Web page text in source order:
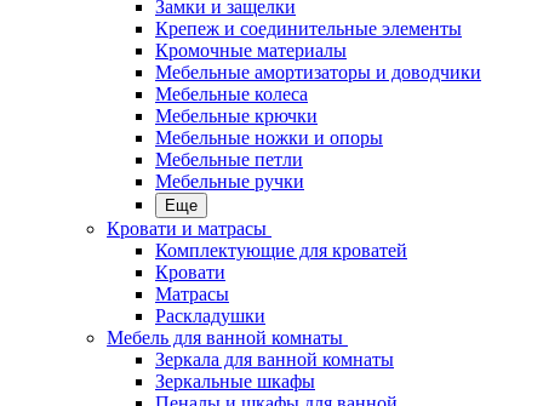
Замки и защелки
Крепеж и соединительные элементы
Кромочные материалы
Мебельные амортизаторы и доводчики
Мебельные колеса
Мебельные крючки
Мебельные ножки и опоры
Мебельные петли
Мебельные ручки
Еще
Кровати и матрасы
Комплектующие для кроватей
Кровати
Матрасы
Раскладушки
Мебель для ванной комнаты
Зеркала для ванной комнаты
Зеркальные шкафы